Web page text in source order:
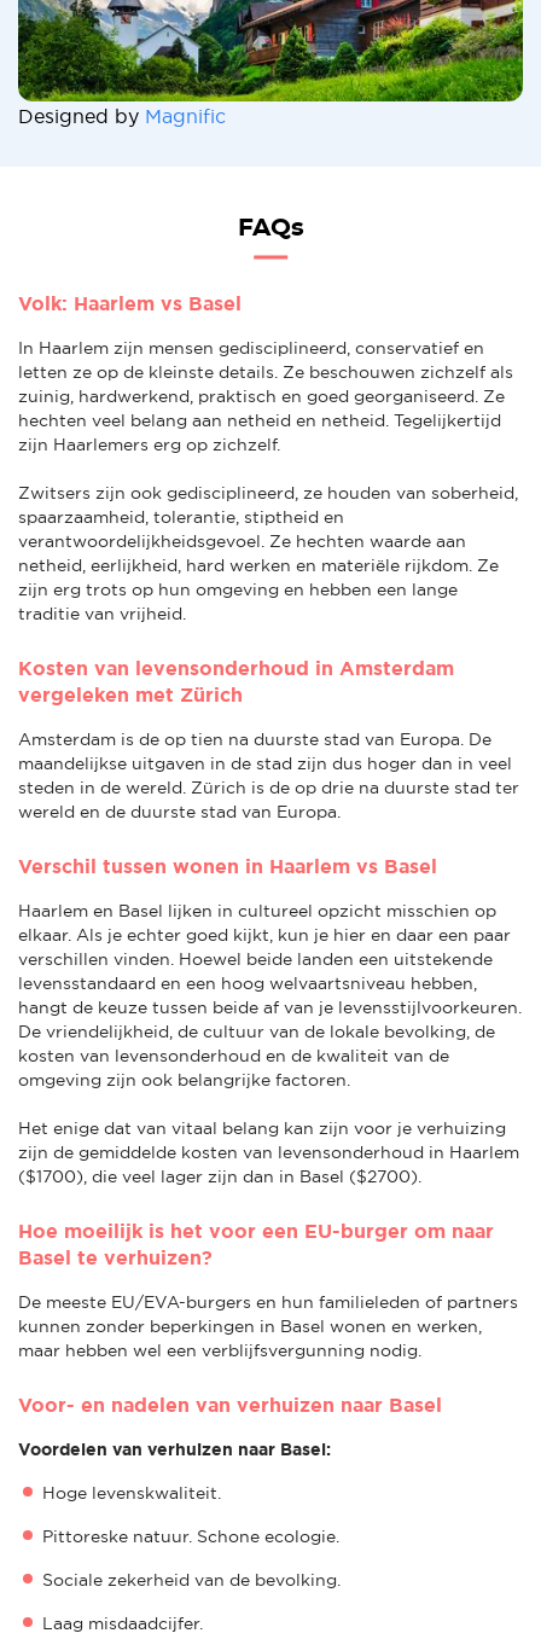
Designed by Magnific
FAQs
Volk: Haarlem vs Basel
In Haarlem zijn mensen gedisciplineerd, conservatief en
letten ze op de kleinste details. Ze beschouwen zichzelf als
zuinig, hardwerkend, praktisch en goed georganiseerd. Ze
hechten veel belang aan netheid en netheid. Tegelijkertijd
zijn Haarlemers erg op zichzelf.
Zwitsers zijn ook gedisciplineerd, ze houden van soberheid,
spaarzaamheid, tolerantie, stiptheid en
verantwoordelijkheidsgevoel. Ze hechten waarde aan
netheid, eerlijkheid, hard werken en materiële rijkdom. Ze
zijn erg trots op hun omgeving en hebben een lange
traditie van vrijheid.
Kosten van levensonderhoud in Amsterdam
vergeleken met Zürich
Amsterdam is de op tien na duurste stad van Europa. De
maandelijkse uitgaven in de stad zijn dus hoger dan in veel
steden in de wereld. Zürich is de op drie na duurste stad ter
wereld en de duurste stad van Europa.
Verschil tussen wonen in Haarlem vs Basel
Haarlem en Basel lijken in cultureel opzicht misschien op
elkaar. Als je echter goed kijkt, kun je hier en daar een paar
verschillen vinden. Hoewel beide landen een uitstekende
levensstandaard en een hoog welvaartsniveau hebben,
hangt de keuze tussen beide af van je levensstijlvoorkeuren.
De vriendelijkheid, de cultuur van de lokale bevolking, de
kosten van levensonderhoud en de kwaliteit van de
omgeving zijn ook belangrijke factoren.
Het enige dat van vitaal belang kan zijn voor je verhuizing
zijn de gemiddelde kosten van levensonderhoud in Haarlem
($1700), die veel lager zijn dan in Basel ($2700).
Hoe moeilijk is het voor een EU-burger om naar
Basel te verhuizen?
De meeste EU/EVA-burgers en hun familieleden of partners
kunnen zonder beperkingen in Basel wonen en werken,
maar hebben wel een verblijfsvergunning nodig.
Voor- en nadelen van verhuizen naar Basel
Voordelen van verhuizen naar Basel:
Hoge levenskwaliteit.
Pittoreske natuur. Schone ecologie.
Sociale zekerheid van de bevolking.
Laag misdaadcijfer.